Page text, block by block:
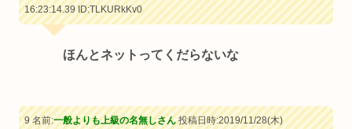
16:23:14.39ID:TLKURkKv0
ほんとネットってくだらないな
9 名前:一般よりも上級の名無しさん投稿日時:2019/11/28(木)